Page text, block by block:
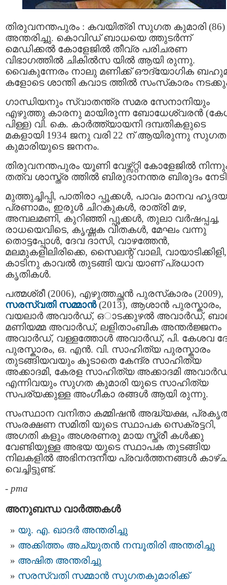
തിരുവനന്തപുരം : കവയിത്രി സുഗത കുമാരി (86)
അന്തരിച്ചു. കൊവിഡ് ബാധയെ ത്തുടര്‍ന്ന്
മെഡിക്കല്‍ കോളേജില്‍ തീവ്ര പരിചരണ
വിഭാഗത്തില്‍ ചികില്‍സ യില്‍ ആയി രുന്നു.
വൈകുന്നേരം നാലു മണിക്ക് ഔദ്യോഗിക
കളോടെ ശാന്തി കവാട ത്തിൽ സംസ്‌കാരം
ഗാന്ധിയനും സ്വാതന്ത്ര സമര സേനാനിയും
എഴുത്തു കാരനു മായിരുന്ന ബോധേശ്വരന്‍
പിള്ള) വി. കെ. കാർത്ത്യായനി ദമ്പതികളുടെ
മകളായി 1934 ജനു വരി 22 ന് ആയിരുന്നു സുഗത
കുമാരിയുടെ ജനനം.
തിരുവനന്തപുരം യൂണി വേഴ്സ്റ്റി കോളേജില്‍
തത്വ ശാസ്ത്ര ത്തിൽ ബിരുദാനന്തര ബിരുദം
മുത്തുച്ചിപ്പി, പാതിരാ പ്പൂക്കൾ, പാവം മാനവ
പ്രണാമം, ഇരുൾ ചിറകുകൾ, രാത്രി മഴ,
അമ്പലമണി, കുറിഞ്ഞി പ്പൂക്കൾ, തുലാ വർഷപ്പച്ച,
രാധയെവിടെ, കൃഷ്ണക വിതകൾ, മേഘം വന്നു
തൊട്ടപ്പോൾ, ദേവ ദാസി, വാഴത്തേൻ,
മലമുകളിലിരിക്കെ, സൈലന്റ് വാലി, വായാടിക്കിളി,
കാടിനു കാവൽ തുടങ്ങി യവ യാണ് പ്രധാന
കൃതികൾ.
പത്മശ്രീ (2006), എഴുത്തച്ഛന്‍ പുരസ്‌കാരം (2009),
സരസ്വതി സമ്മാന്‍ (2013), ആശാൻ പുരസ്കാരം,
വയലാർ അവാർഡ്, ഒാടക്കുഴൽ അവാർഡ്,
മണിയമ്മ അവാർഡ്, ലളിതാംബിക അന്തർജ്ജനം
അവാർഡ്, വള്ളത്തോൾ അവാർഡ്, പി. കേശവ
പുരസ്കാരം, ഒ. എൻ. വി. സാഹിത്യ പുരസ്കാരം
തുടങ്ങിയവയും കൂടാതെ കേന്ദ്ര സാഹിത്യ
അക്കാദമി, കേരള സാഹിത്യ അക്കാദമി
എന്നിവയും സുഗത കുമാരി യുടെ സാഹിത്യ
സപര്യക്കുള്ള അംഗീകാ രങ്ങള്‍ ആയി രുന്നു.
സംസ്ഥാന വനിതാ കമ്മിഷൻ അദ്ധ്യക്ഷ,
സംരക്ഷണ സമിതി യുടെ സ്ഥാപക സെക്രട്ടറി,
അഗതി കളും അശരണരു മായ സ്ത്രീ കള്‍ക്കു
വേണ്ടിയുള്ള അഭയ യുടെ സ്ഥാപക തുടങ്ങിയ
നിലകളില്‍ അഭിനന്ദനീയ പ്രവര്‍ത്തനങ്ങള്‍ കാഴ്ച
വെച്ചിട്ടുണ്ട്.
- pma
അനുബന്ധ വാര്‍ത്തകള്‍
യു. എ. ഖാദർ അന്തരിച്ചു
അക്കിത്തം അച്യുതന്‍ നമ്പൂതിരി അന്തരിച്ചു
അഷിത അന്തരിച്ചു
സരസ്വതി സമ്മാൻ സുഗതകുമാരിക്ക്